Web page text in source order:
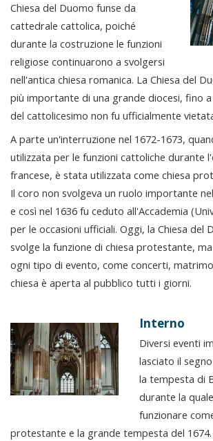
Chiesa del Duomo funse da
cattedrale cattolica, poiché
durante la costruzione le funzioni
religiose continuarono a svolgersi
nell'antica chiesa romanica. La Chiesa del
più importante di una grande diocesi, fino
del cattolicesimo non fu ufficialmente
A parte un'interruzione nel 1672-1673,
utilizzata per le funzioni cattoliche durante
francese, è stata utilizzata come chiesa
Il coro non svolgeva un ruolo importante
e così nel 1636 fu ceduto all'Accademia
per le occasioni ufficiali. Oggi, la Chiesa del
svolge la funzione di chiesa protestante,
ogni tipo di evento, come concerti,
chiesa è aperta al pubblico tutti i giorni.
Interno
Diversi eventi
lasciato il
la tempesta di
durante la
funzionare
protestante e la grande tempesta del 1674.